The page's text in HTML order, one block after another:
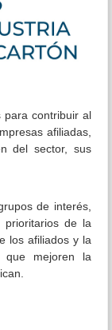
para contribuir al
afiliadas,
del sector, sus
de interés,
prioritarios de la
los afiliados y la
que mejoren la